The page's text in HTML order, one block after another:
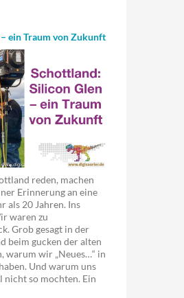
ein Traum von Zukunft
reden, machen
Erinnerung an eine
als 20 Jahren. Ins
waren zu
Grob gesagt in der
beim gucken der alten
warum wir „Neues…“ in
Und warum uns
so mochten. Ein